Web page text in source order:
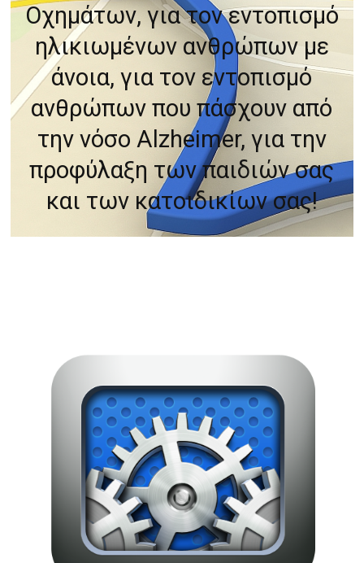
Οχημάτων, για τον εντοπισμό
ηλικιωμένων ανθρώπων με
άνοια, για τον εντοπισμό
ανθρώπων που πάσχουν από
την νόσο Alzheimer, για την
προφύλαξη των παιδιών σας
και των κατοιδικίων σας!